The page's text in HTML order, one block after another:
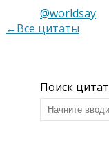
@worldsay
←Все цитаты
Поиск цитат